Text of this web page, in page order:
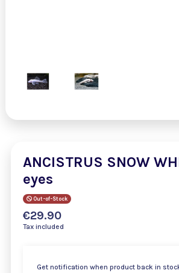
ANCISTRUS SNOW
eyes
Out-of-Stock
€29.90
Tax included
Get notification when product back in